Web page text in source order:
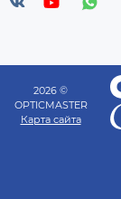
2026 ©
OPTICMASTER
Карта сайта